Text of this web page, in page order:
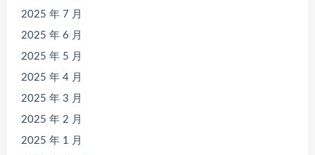
2025 年 7 月
2025 年 6 月
2025 年 5 月
2025 年 4 月
2025 年 3 月
2025 年 2 月
2025 年 1 月